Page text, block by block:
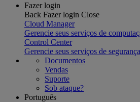
Fazer login
Back Fazer login Close
Cloud Manager
Gerencie seus serviços de
Control Center
Gerencie seus serviços de
Documentos
Vendas
Suporte
Sob ataque?
Português